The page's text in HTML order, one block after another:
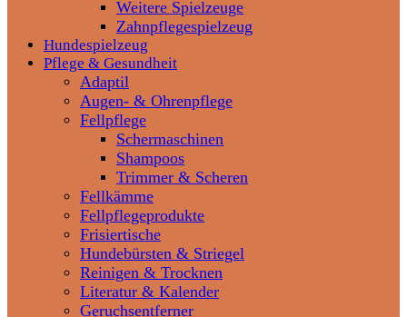
Weitere Spielzeuge
Zahnpflegespielzeug
Hundespielzeug
Pflege & Gesundheit
Adaptil
Augen- & Ohrenpflege
Fellpflege
Schermaschinen
Shampoos
Trimmer & Scheren
Fellkämme
Fellpflegeprodukte
Frisiertische
Hundebürsten & Striegel
Reinigen & Trocknen
Literatur & Kalender
Geruchsentferner